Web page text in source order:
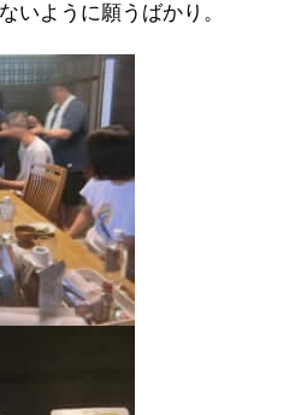
いように願うばかり。